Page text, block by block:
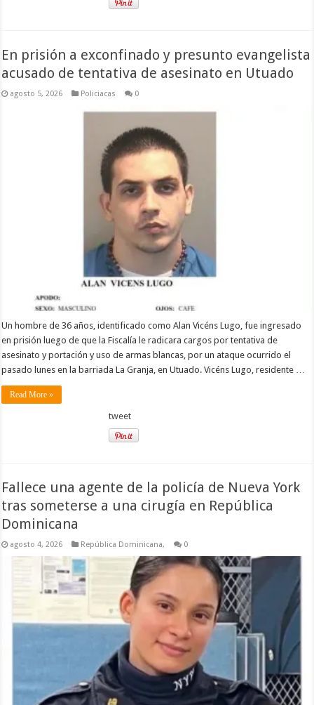
En prisión a exconfinado y presunto evangelista
acusado de tentativa de asesinato en Utuado
agosto 5, 2026 Policiacas 0
Un hombre de 36 años, identificado como Alan Vicéns Lugo, fue ingresado
en prisión luego de que la Fiscalía le radicara cargos por tentativa de
asesinato y portación y uso de armas blancas, por un ataque ocurrido el
pasado lunes en la barriada La Granja, en Utuado. Vicéns Lugo, residente …
Read More »
tweet
Fallece una agente de la policía de Nueva York
tras someterse a una cirugía en República
Dominicana
agosto 4, 2026 República Dominicana, 0